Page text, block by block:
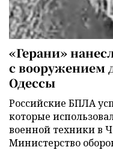
«Герани»
с вооружением
Одессы
Российские БПЛА
которые
военной техники в
Министерство